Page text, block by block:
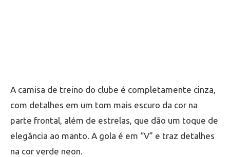
A camisa de treino do clube é completamente cinza,
com detalhes em um tom mais escuro da cor na
parte frontal, além de estrelas, que dão um toque de
elegância ao manto. A gola é em “V” e traz detalhes
na cor verde neon.